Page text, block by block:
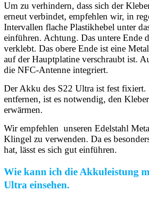
Um zu verhindern, dass sich der
erneut verbindet, empfehlen wir, in
Intervallen flache Plastikhebel unter
einführen. Achtung. Das untere Ende
verklebt. Das obere Ende ist eine
auf der Hauptplatine verschraubt ist.
die NFC-Antenne integriert.
Der Akku des S22 Ultra ist fest fixiert.
entfernen, ist es notwendig, den
erwärmen.
Wir empfehlen unseren Edelstahl
Klingel zu verwenden. Da es
hat, lässt es sich gut einführen.
Wie kann ich die Akkuleistung
Ultra einsehen.